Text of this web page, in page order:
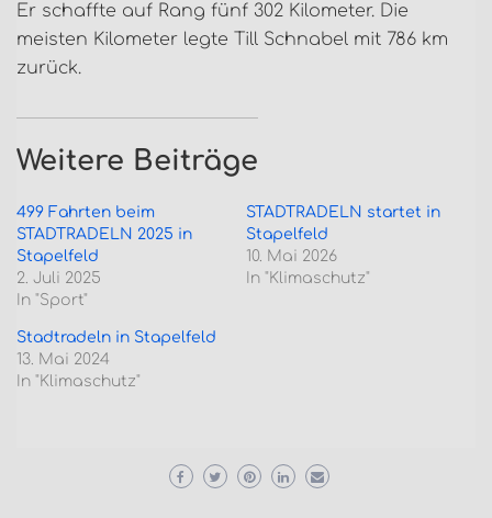
Er schaffte auf Rang fünf 302 Kilometer. Die
meisten Kilometer legte Till Schnabel mit 786 km
zurück.
Weitere Beiträge
499 Fahrten beim
STADTRADELN 2025 in
Stapelfeld
2. Juli 2025
In "Sport"
STADTRADELN startet in
Stapelfeld
10. Mai 2026
In "Klimaschutz"
Stadtradeln in Stapelfeld
13. Mai 2024
In "Klimaschutz"